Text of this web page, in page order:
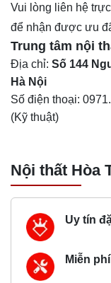
Vui lòng liên hệ
để nhận được ưu
Trung tâm nội
Địa chỉ: Số 144
Hà Nội
Số điện thoại:
(Kỹ thuật)
Nội thất Hòa
Uy tín
Miễn